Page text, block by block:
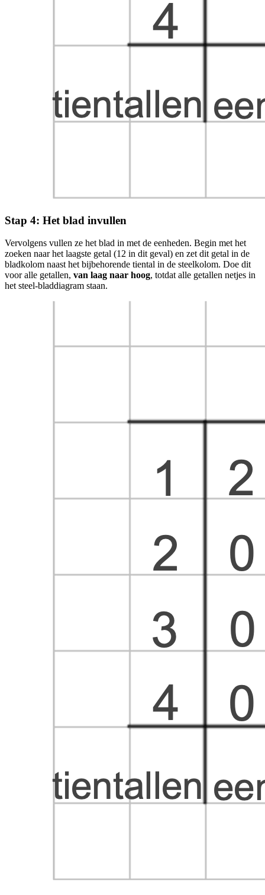
Stap 4: Het blad invullen
Vervolgens vullen ze het blad in met de eenheden. Begin met het
zoeken naar het laagste getal (12 in dit geval) en zet dit getal in de
bladkolom naast het bijbehorende tiental in de steelkolom. Doe dit
voor alle getallen, van laag naar hoog, totdat alle getallen netjes in
het steel-bladdiagram staan.